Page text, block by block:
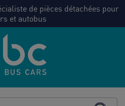
de pièces détachées pour
et autobus